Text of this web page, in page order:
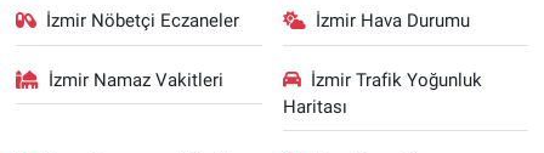
İzmir Nöbetçi Eczaneler İzmir Hava Durumu
İzmir Namaz Vakitleri
İzmir Trafik Yoğunluk
Haritası